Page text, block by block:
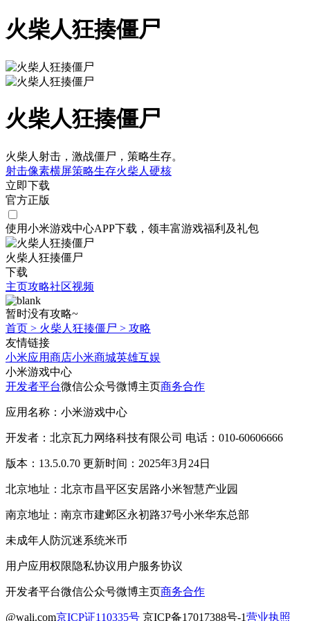
火柴人狂揍僵尸
火柴人狂揍僵尸
火柴人射击，激战僵尸，策略生存。
射击像素横屏策略生存火柴人 硬核
立即下载
官方正版
使用小米游戏中心APP下载 ，领丰富游戏福利 及礼包
火柴人狂揍僵尸
下载
主页攻略社区视频
暂时没有攻略~
首页 > 火柴人狂揍僵尸 > 攻略
友情链接
小米应用商店小米商城英雄互娱
小米游戏中心
开发者平台微信公众号微博主页商务合作
应用名称：小米游戏中心
开发者：北京瓦力网络科技有限公司 电话：010-60606666
版本：13.5.0.70 更新时间：2025年3月24日
北京地址：北京市昌平区安居路小米智慧产业园
南京地址：南京市建邺区永初路37号小米华东总部
未成年人防沉迷系统米币
用户应用权限隐私协议用户服务协议
开发者平台微信公众号微博主页商务合作
@wali.com京ICP证110335号 京ICP备17017388号-1营业执照